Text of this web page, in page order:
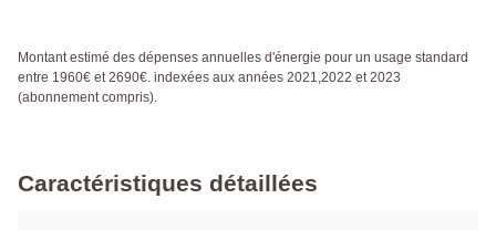
Montant estimé des dépenses annuelles d'énergie pour un usage standard
entre 1960€ et 2690€. indexées aux années 2021,2022 et 2023
(abonnement compris).
Caractéristiques détaillées